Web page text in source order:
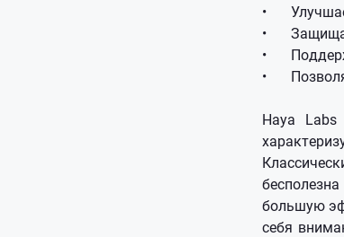
•
•
•
•
Haya Labs
большую
себя